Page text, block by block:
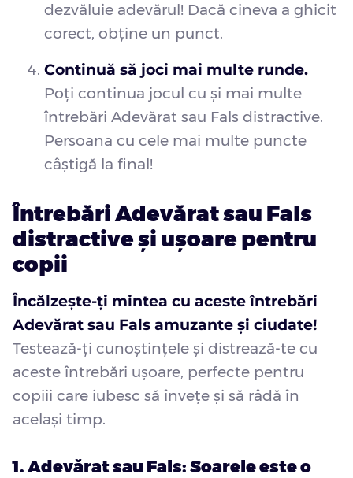
dezvăluie adevărul! Dacă cineva a ghicit
corect, obține un punct.
Continuă să joci mai multe runde.
Poți continua jocul cu și mai multe
întrebări Adevărat sau Fals distractive.
Persoana cu cele mai multe puncte
câștigă la final!
Întrebări Adevărat sau Fals
distractive și ușoare pentru
copii
Încălzește-ți mintea cu aceste întrebări
Adevărat sau Fals amuzante și ciudate!
Testează-ți cunoștințele și distrează-te cu
aceste întrebări ușoare, perfecte pentru
copiii care iubesc să învețe și să râdă în
același timp.
1. Adevărat sau Fals: Soarele este o